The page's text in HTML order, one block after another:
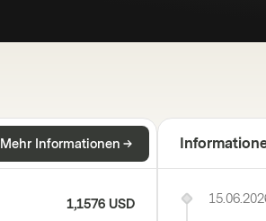
Mehr Informationen
1,1576 USD